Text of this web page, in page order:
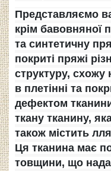
Представляємо
крім бавовняної
та синтетичну
покриті пряжі
структуру, схожу
в плетінні та
дефектом
ткану тканину,
також містить
Ця тканина має
товщини, що